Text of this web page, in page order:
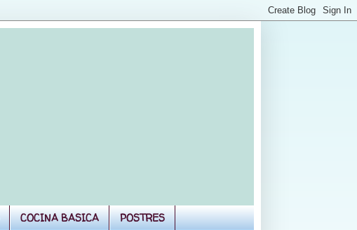
COCINA BASICA POSTRES